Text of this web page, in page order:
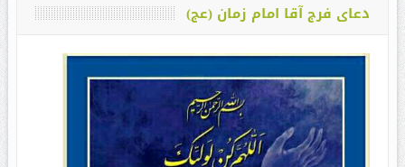
دعای فرج آقا امام زمان (عج)